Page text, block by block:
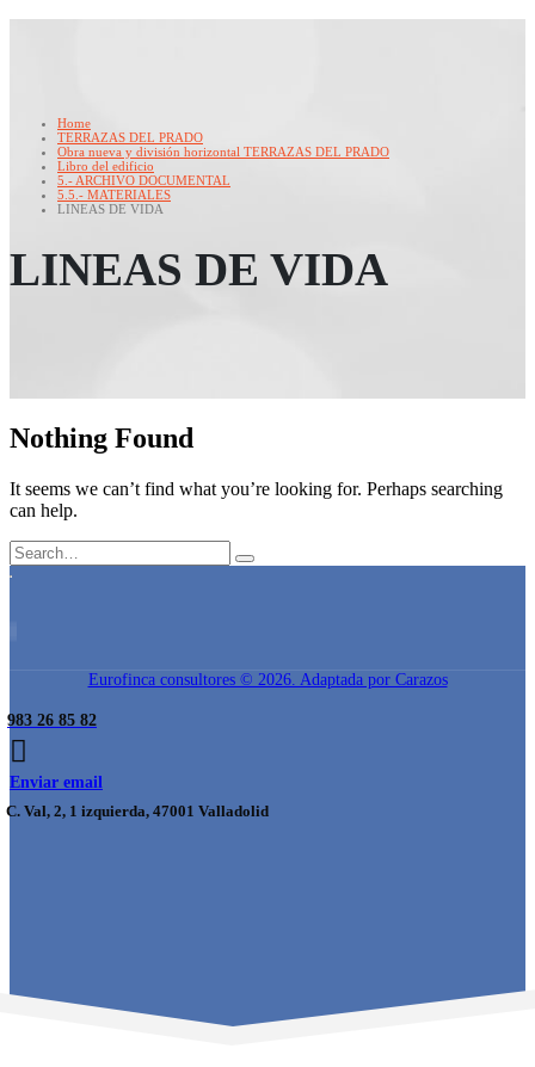
Home
TERRAZAS DEL PRADO
Obra nueva y división horizontal TERRAZAS DEL PRADO
Libro del edificio
5.- ARCHIVO DOCUMENTAL
5.5.- MATERIALES
LINEAS DE VIDA
LINEAS DE VIDA
Nothing Found
It seems we can’t find what you’re looking for. Perhaps searching
can help.
Eurofinca consultores © 2026. Adaptada por Carazos
983 26 85 82
Enviar email
C. Val, 2, 1 izquierda, 47001 Valladolid